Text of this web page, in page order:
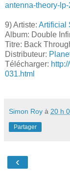
antenna-theory-lp-
9) Artiste: Artificial
Album: Double
Titre: Back
Distributeur:
Télécharger:
031.html
Simon Roy à 20 h
Partager
‹